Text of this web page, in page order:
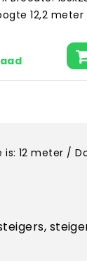
12,2 meter
is: 12 meter /